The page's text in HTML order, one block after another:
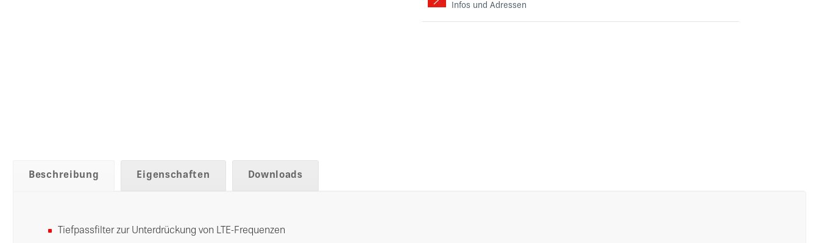
Infos und Adressen
Beschreibung Eigenschaften Downloads
Tiefpassfilter zur Unterdrückung von LTE-Frequenzen